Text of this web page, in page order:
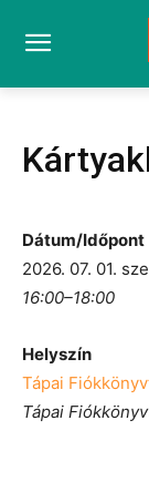
Dátum/Időpont
2026. 07. 01.
16:00–18:00
Helyszín
Tápai
Tápai